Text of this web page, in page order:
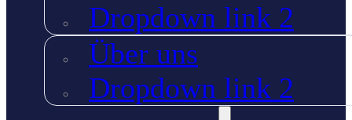
Dropdown link 2
Über uns
Dropdown link 2